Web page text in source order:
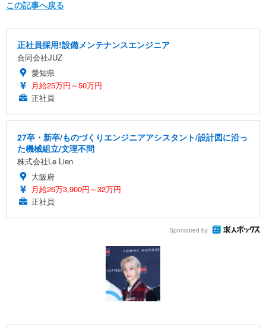
この記事へ戻る
正社員採用!設備メンテナンスエンジニア
合同会社JUZ
愛知県
月給25万円～50万円
正社員
27卒・新卒/ものづくりエンジニアアシスタント/設計図に沿っ
た機械組立/文理不問
株式会社Le Lien
大阪府
月給26万3,900円～32万円
正社員
Sponsored by